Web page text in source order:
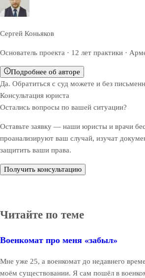
Сергей Коньяков
Основатель проекта · 12 лет практики ·
Подробнее об авторе
Да. Обратиться с суд можете и без
Консультация юриста
Остались вопросы по вашей ситуации?
Оставьте заявку — наши юристы и врачи
проанализируют ваш случай, изучат
защитить ваши права.
Получить консультацию
Читайте по теме
Военкомат про меня «забыл»
Мне уже 25, а военкомат до недавнего
моём существовании. Я сам пошёл в